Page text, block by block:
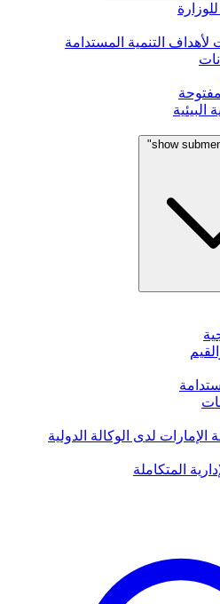
لأهداف التنمية المستدامة
البيئية
show
الإمارات لدى الوكالة الدولية
المتكاملة